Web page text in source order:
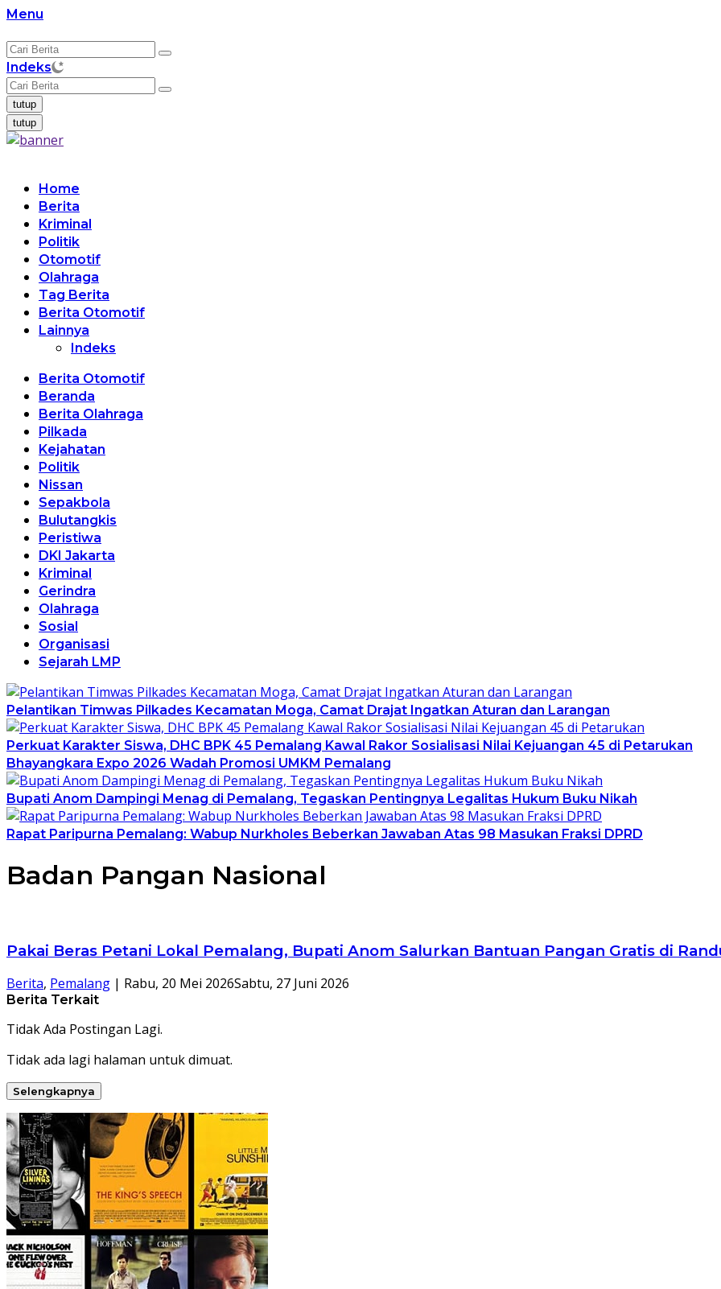
Langsung
konten
Menu
Indeks
tutup
tutup
Home
Berita
Kriminal
Politik
Otomotif
Olahraga
Tag Berita
Berita Otomotif
Lainnya
Indeks
Berita Otomotif
Beranda
Berita Olahraga
Pilkada
Kejahatan
Politik
Nissan
Sepakbola
Bulutangkis
Peristiwa
DKI Jakarta
Kriminal
Gerindra
Olahraga
Sosial
Organisasi
Sejarah LMP
Pelantikan Timwas Pilkades Kecamatan Moga, Camat Drajat Ingatkan Aturan dan Larangan
Perkuat Karakter Siswa, DHC BPK 45 Pemalang Kawal Rakor Sosialisasi Nilai Kejuangan 45 di Petarukan
Bhayangkara Expo 2026 Wadah Promosi UMKM Pemalang
Bupati Anom Dampingi Menag di Pemalang, Tegaskan Pentingnya Legalitas Hukum Buku Nikah
Rapat Paripurna Pemalang: Wabup Nurkholes Beberkan Jawaban Atas 98 Masukan Fraksi DPRD
Badan Pangan Nasional
Pakai Beras Petani Lokal Pemalang, Bupati Anom Salurkan Bantuan Pangan Gratis di
Berita, Pemalang | Rabu, 20 Mei 2026Sabtu, 27 Juni 2026
Berita Terkait
Tidak Ada Postingan Lagi.
Tidak ada lagi halaman untuk dimuat.
Selengkapnya